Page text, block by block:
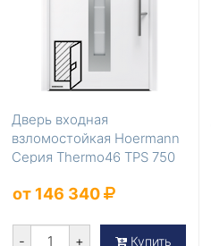
Дверь входная
взломостойкая Hoermann
Серия Thermo46 TPS 750
от 146 340
- + Купить